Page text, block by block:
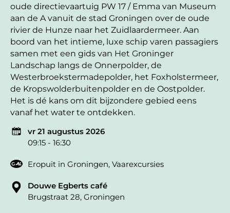
oude directievaartuig PW 17 / Emma van Museum
aan de A vanuit de stad Groningen over de oude
rivier de Hunze naar het Zuidlaardermeer. Aan
boord van het intieme, luxe schip varen passagiers
samen met een gids van Het Groninger
Landschap langs de Onnerpolder, de
Westerbroekstermadepolder, het Foxholstermeer,
de Kropswolderbuitenpolder en de Oostpolder.
Het is dé kans om dit bijzondere gebied eens
vanaf het water te ontdekken.
vr 21 augustus 2026
09:15 - 16:30
Eropuit in Groningen, Vaarexcursies
Douwe Egberts café
Brugstraat 28, Groningen